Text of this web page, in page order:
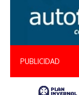
PUBLICIDAD